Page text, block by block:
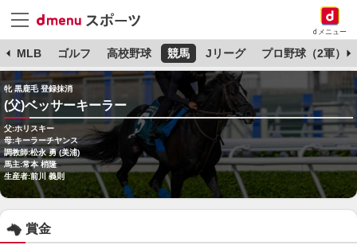
dメニュー
MLB ゴルフ 高校野球 競馬 Jリーグ プロ野球（2軍）
牝 黒鹿毛 登録抹消
(父)ベッサーキーラー
父:ホリスキー
母:キーラーチヤンス
調教師:松永 勇 (美浦)
馬主:常本 梢隆
生産者:前川 義則
賞金